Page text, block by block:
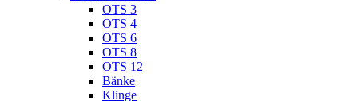
OTS 3
OTS 4
OTS 6
OTS 8
OTS 12
Bänke
Klinge